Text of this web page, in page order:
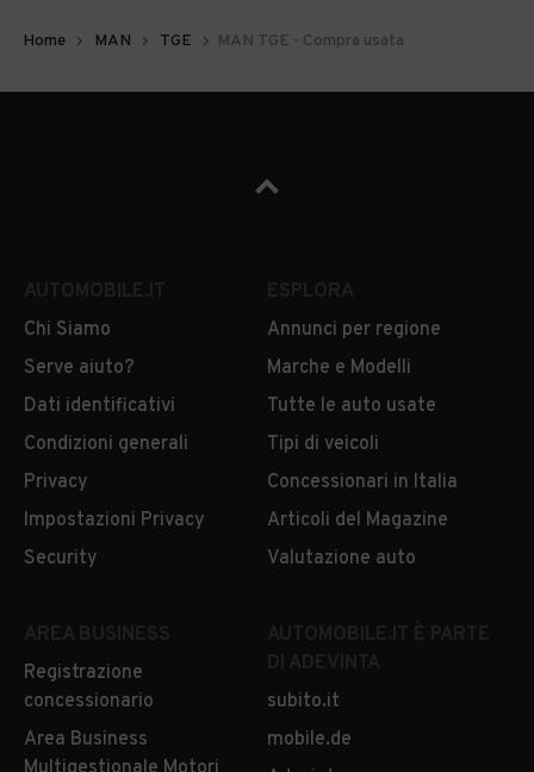
Home MAN TGE MAN TGE - Compra usata
Chi Siamo
Serve aiuto?
Dati identificativi
Condizioni generali
Privacy
Impostazioni Privacy
Security
Annunci per regione
Marche e Modelli
Tutte le auto usate
Tipi di veicoli
Concessionari in Italia
Articoli del Magazine
Valutazione auto
Registrazione
concessionario
Area Business
subito.it
mobile.de